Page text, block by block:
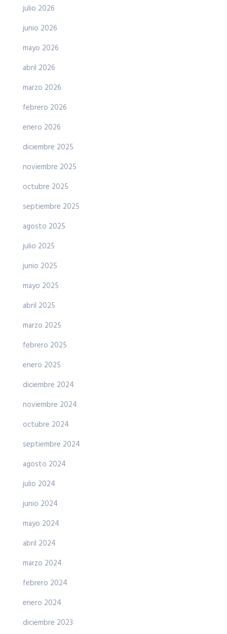
julio 2026
junio 2026
mayo 2026
abril 2026
marzo 2026
febrero 2026
enero 2026
diciembre 2025
noviembre 2025
octubre 2025
septiembre 2025
agosto 2025
julio 2025
junio 2025
mayo 2025
abril 2025
marzo 2025
febrero 2025
enero 2025
diciembre 2024
noviembre 2024
octubre 2024
septiembre 2024
agosto 2024
julio 2024
junio 2024
mayo 2024
abril 2024
marzo 2024
febrero 2024
enero 2024
diciembre 2023